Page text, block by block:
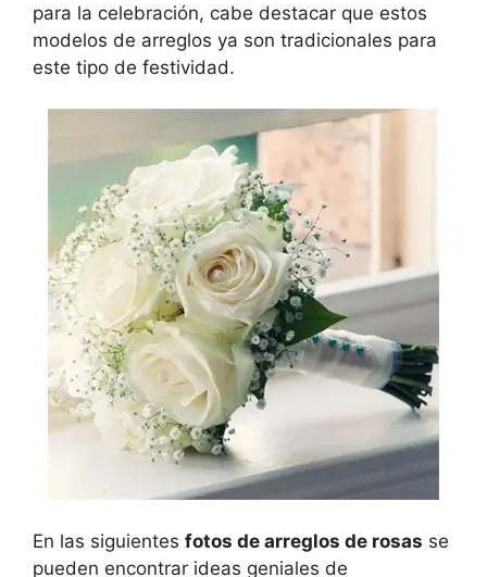
para la celebración, cabe destacar que estos
modelos de arreglos ya son tradicionales para
este tipo de festividad.
En las siguientes fotos de arreglos de rosas se
pueden encontrar ideas geniales de